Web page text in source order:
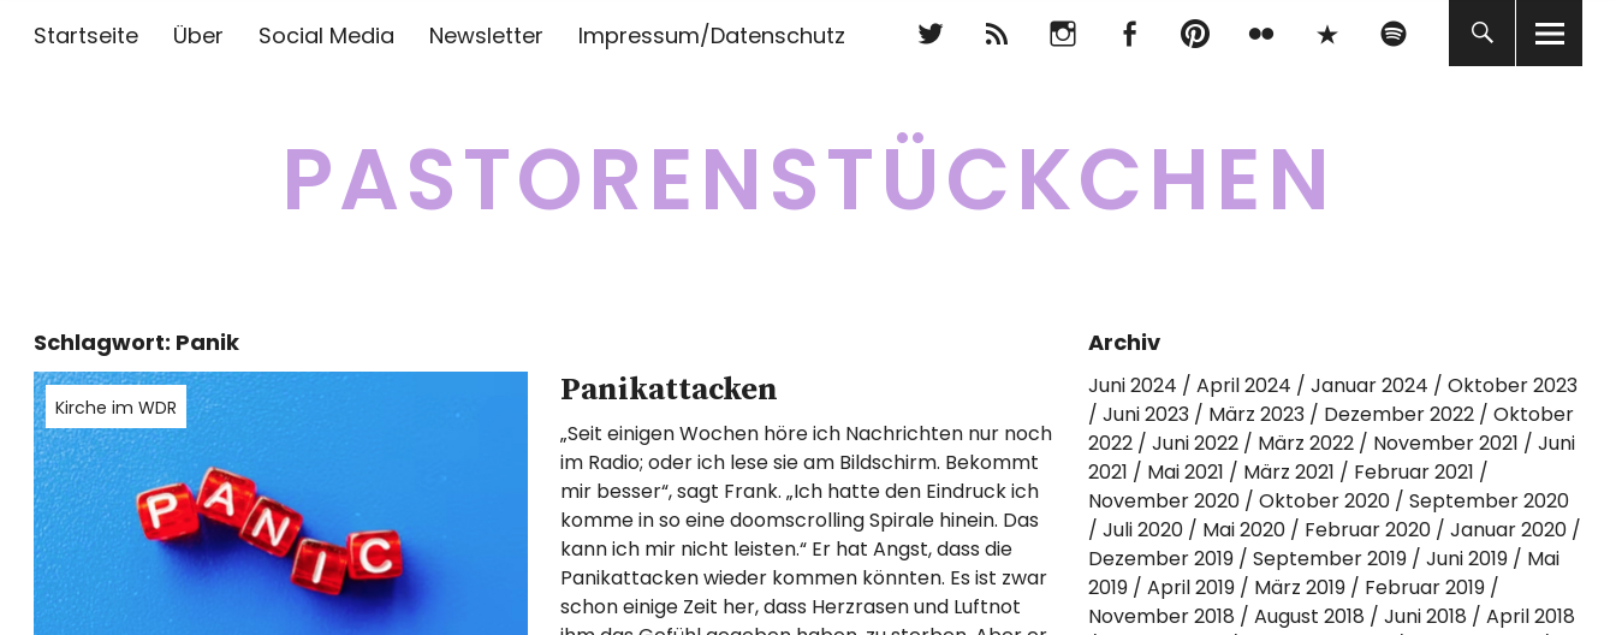
Startseite Über Social Media Newsletter Impressum/Datenschutz
PASTORENSTÜCKCHEN
InstagramFacebookpinterest Spotify
Schlagwort: Panik
Kirche im WDR Panikattacken
„Seit einigen Wochen höre ich Nachrichten nur noch
im Radio; oder ich lese sie am Bildschirm. Bekommt
mir besser“, sagt Frank. „Ich hatte den Eindruck ich
komme in so eine doomscrolling Spirale hinein. Das
kann ich mir nicht leisten.“ Er hat Angst, dass die
Panikattacken wieder kommen könnten. Es ist zwar
schon einige Zeit her, dass Herzrasen und Luftnot
Archiv
Juni 2024 April 2024 Januar 2024
Oktober 2023
Juni 2023
März 2023 Dezember 2022
Oktober
2022
Juni 2022 März 2022 November 2021
Juni
2021
Mai 2021 März 2021
Februar 2021
November 2020
Oktober 2020
September 2020
Juli 2020
Mai 2020 Februar 2020
Januar 2020
Dezember 2019
September 2019 Juni 2019
Mai
2019
April 2019 März 2019
Februar 2019
November 2018
August 2018 Juni 2018
April 2018